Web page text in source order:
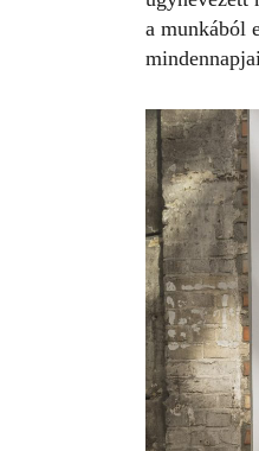
a munkából